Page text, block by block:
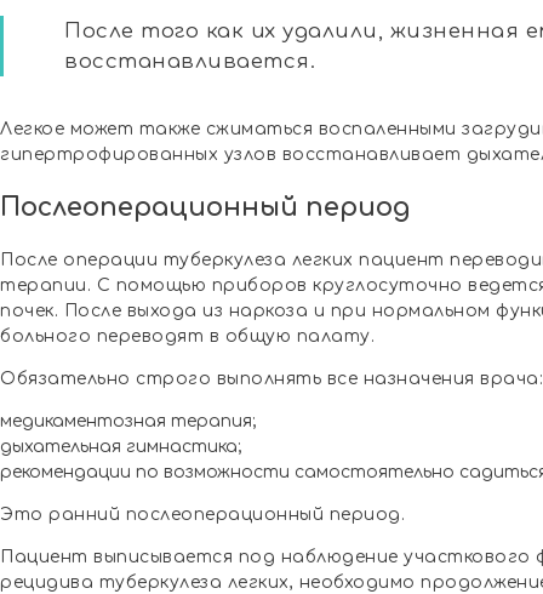
После того как их удалили, жизненная
восстанавливается.
Легкое может также сжиматься воспаленными
гипертрофированных узлов восстанавливает
Послеоперационный период
После операции туберкулеза легких пациент
терапии. С помощью приборов круглосуточно
почек. После выхода из наркоза и при нормальном
больного переводят в общую палату.
Обязательно строго выполнять все назначения врача:
медикаментозная терапия;
дыхательная гимнастика;
рекомендации по возможности самостоятельно
Это ранний послеоперационный период.
Пациент выписывается под наблюдение
рецидива туберкулеза легких, необходимо